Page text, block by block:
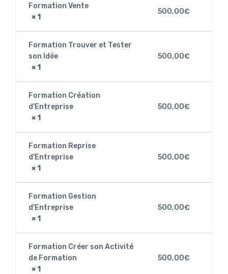
Formation Vente
× 1
500,00€
Formation Trouver et Tester
son Idée
× 1
500,00€
Formation Création
d'Entreprise
× 1
500,00€
Formation Reprise
d'Entreprise
× 1
500,00€
Formation Gestion
d'Entreprise
× 1
500,00€
Formation Créer son Activité
de Formation
× 1
500,00€